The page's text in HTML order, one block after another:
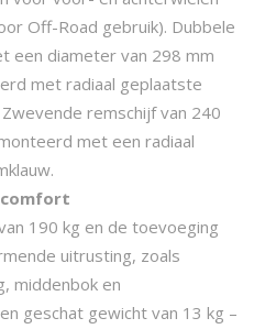
Off-Road gebruik). Dubbele
een diameter van 298 mm
met radiaal geplaatste
remschijf van 240
met een radiaal
comfort
190 kg en de toevoeging
uitrusting, zoals
middenbok en
geschat gewicht van 13 kg –